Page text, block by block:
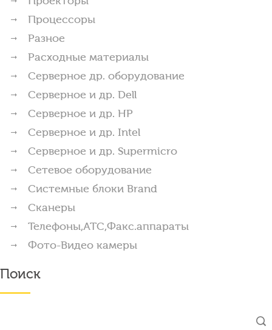
Процессоры
Разное
Расходные материалы
Серверное др. оборудование
Серверное и др. Dell
Серверное и др. HP
Серверное и др. Intel
Серверное и др. Supermicro
Сетевое оборудование
Системные блоки Brand
Сканеры
Телефоны,АТС,Факс.аппараты
Фото-Видео камеры
Поиск